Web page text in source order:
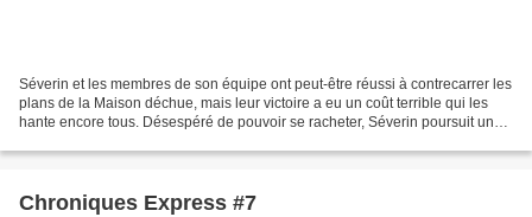
Séverin et les membres de son équipe ont peut-être réussi à contrecarrer les
plans de la Maison déchue, mais leur victoire a eu un coût terrible qui les
hante encore tous. Désespéré de pouvoir se racheter, Séverin poursuit une
Chroniques Express #7